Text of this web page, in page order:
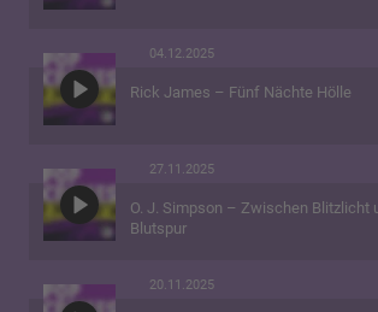
04.12.2025
Rick James – Fünf Nächte Hölle
27.11.2025
O. J. Simpson – Zwischen Blitzlicht
Blutspur
20.11.2025